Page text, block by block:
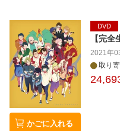
かごに入れる
DVD
【完全
2021年
取り